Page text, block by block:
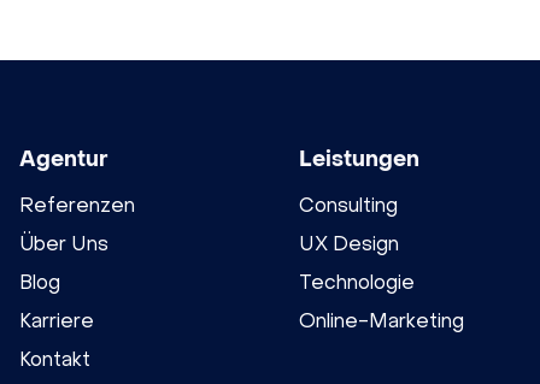
Agentur
Referenzen
Über Uns
Blog
Karriere
Kontakt
Leistungen
Consulting
UX Design
Technologie
Online-Marketing